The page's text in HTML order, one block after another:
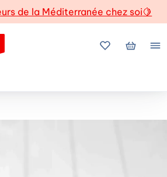
de la Méditerranée chez soi🍋
Mes favoris
Mon